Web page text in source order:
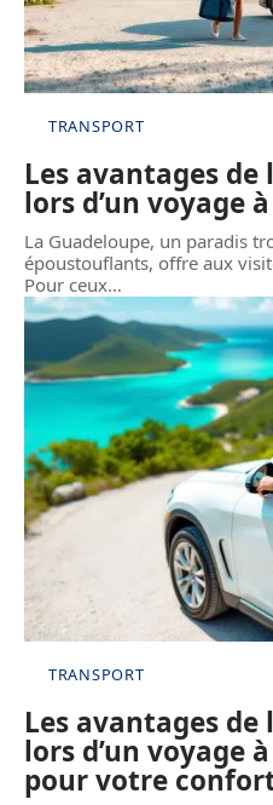
TRANSPORT
Les avantages
lors d’un voyage
La Guadeloupe, un paradis
époustouflants, offre aux
Pour ceux…
TRANSPORT
Les avantages
lors d’un voyage
pour votre